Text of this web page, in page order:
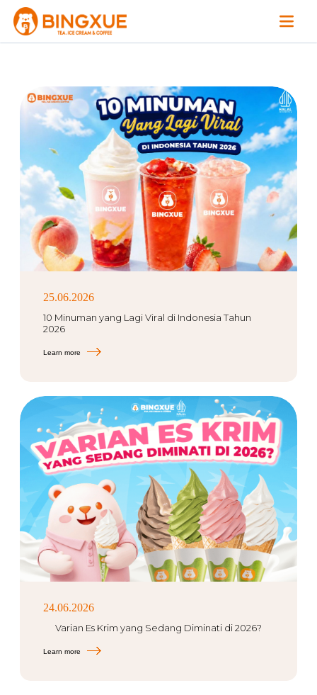
25.06.2026
10 Minuman yang Lagi Viral di Indonesia Tahun
2026
Learn more
24.06.2026
Varian Es Krim yang Sedang Diminati di 2026?
Learn more